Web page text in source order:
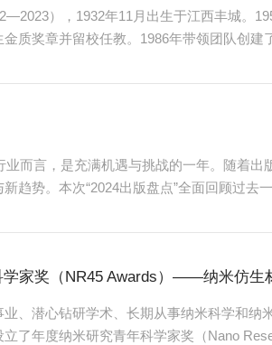
），1932年11月出生于江西丰城。
质奖章并留校任教。1986年带领团队创
展了弹流润滑理论及数值计算和实验测试
业而言，是充满机遇与挑战的一年。随着
趋势。本次“2024出版盘点”全面回顾过
性反映出版体 系化创新的现实基础，规
学家奖（NR45 Awards）——纳米仿生
业、潜心钻研学术、长期从事纳米科学和
了年度纳米研究青年科学家奖（Nano